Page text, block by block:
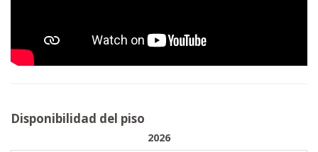
Disponibilidad del piso
2026